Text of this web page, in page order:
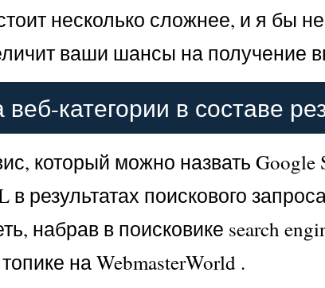
несколько сложнее, и я бы
ваши шансы на получение
категории в составе
который можно назвать
результатах поискового
набрав в поисковике search
на WebmasterWorld .